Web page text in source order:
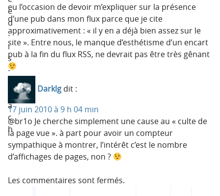
e
d
-
i
s
-
a
c
h
eu l’occasion de devoir m’expliquer sur la présence
d’une pub dans mon flux parce que je cite
approximativement : « il y en a déjà bien assez sur le
site ». Entre nous, le manque d’esthétisme d’un encart
pub à la fin du flux RSS, ne devrait pas être très gênant
Darklg dit :
17 juin 2010 à 9 h 04 min
@br1o Je cherche simplement une cause au « culte de
la page vue ». à part pour avoir un compteur
sympathique à montrer, l’intérêt c’est le nombre
d’affichages de pages, non ?
Les commentaires sont fermés.